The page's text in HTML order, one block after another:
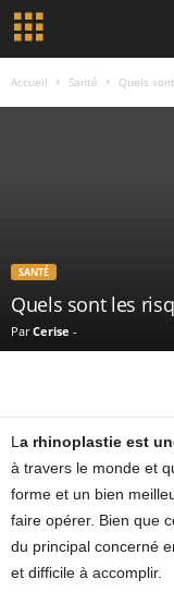
Accueil Santé Quels
SANTÉ
Quels sont les
Par Cerise -
L a rhinoplastie est
à travers le monde et
forme et un bien
faire opérer. Bien que
du principal concerné
et difficile à accomplir.